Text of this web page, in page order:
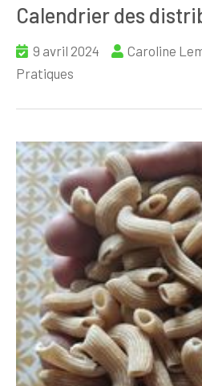
Calendrier des
9 avril 2024 Caroline
Pratiques